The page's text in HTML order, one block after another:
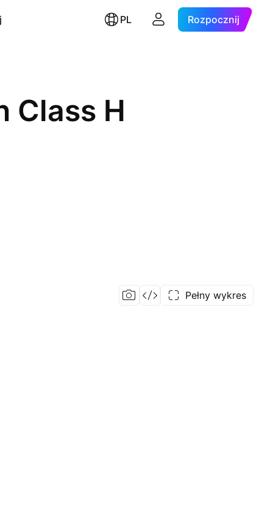
PL Rozpocznij
Class H
Pełny wykres